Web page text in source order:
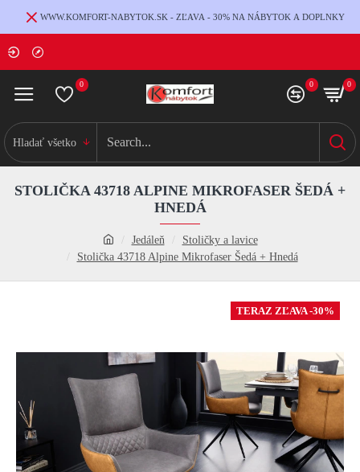
WWW.KOMFORT-NABYTOK.SK - ZĽAVA - 30% NA NÁBYTOK A DOPLNKY
0 0 0
Hladať všetko
Jedáleň
Stoličky a lavice
Stolička 43718 Alpine Mikrofaser Šedá + Hnedá
STOLIČKA 43718 ALPINE MIKROFASER ŠEDÁ +
HNEDÁ
TERAZ ZĽAVA -30%